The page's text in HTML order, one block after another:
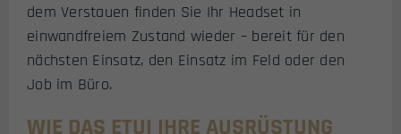
dem Verstauen finden Sie Ihr Headset in
einwandfreiem Zustand wieder – bereit für den
nächsten Einsatz, den Einsatz im Feld oder den
Job im Büro.
WIE DAS ETUI IHRE AUSRÜSTUNG